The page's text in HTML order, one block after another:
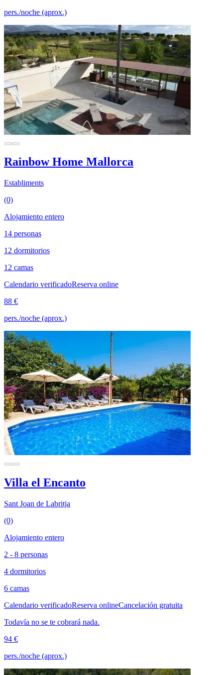
pers./noche (aprox.)
Rainbow Home Mallorca
Establiments
(0)
Alojamiento entero
14 personas
12 dormitorios
12 camas
Calendario verificadoReserva online
88 €
pers./noche (aprox.)
Villa el Encanto
Sant Joan de Labritja
(0)
Alojamiento entero
2 - 8 personas
4 dormitorios
6 camas
Calendario verificadoReserva onlineCancelación gratuita
Todavía no se te cobrará nada.
94 €
pers./noche (aprox.)